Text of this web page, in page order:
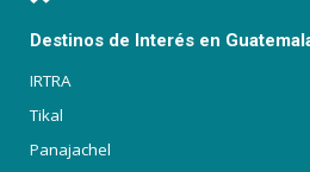
Destinos de Interés en
IRTRA
Tikal
Panajachel